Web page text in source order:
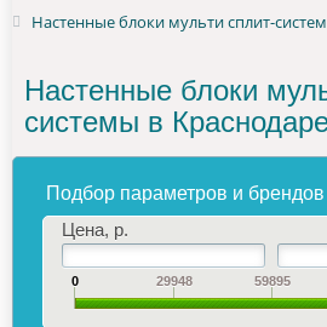
Настенные блоки мульти сплит-
Настенные блоки
системы в
Подбор параметров и брендов
Цена, р.
0 29948 59895